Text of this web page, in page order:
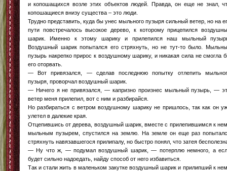
и копошащихся возле этих объектов людей. Правда, он еще не знал,
копошащиеся внизу существа – это люди.
Трудно представить, куда бы унес мыльного пузыря сильный ветер, но на
пути повстречалось высокое дерево, к которому прицепился
шарик. Именно к этому шарику и прилепился наш мыльный
Воздушный шарик попытался его стряхнуть, но не тут-то было.
пузырь накрепко прирос к воздушному шарику, и никакая сила не смогла
его оторвать.
— Вот привязался, — сделав последнюю попытку отлепить
пузыря, проворчал воздушный шарик.
— Ничего я не привязался, — капризно произнес мыльный пузырь, —
ветер меня прилепил, вот с ним и разбирайся.
Но разбираться с ветром воздушному шарику не пришлось, так как он
улетел в далекие края.
Отцепившись от дерева, воздушный шарик, вместе с прилепившимся к
мыльным пузырем, спустился на землю. На земле он еще раз
стряхнуть навязавшегося прилипалу, но быстро понял, что затея
— Ну что ж, — подумал воздушный шарик, — потерплю немного, а
будет сильно надоедать, найду способ от него избавиться.
Так и стали жить в маленьком закутке воздушный шарик и прилипший к